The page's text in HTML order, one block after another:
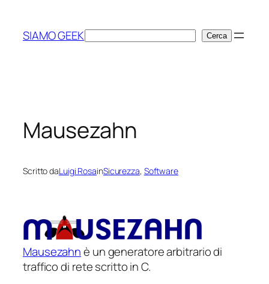
contenuto
SIAMO GEEKCerca Cerca
Mausezahn
Scritto daLuigi RosainSicurezza, Software
Mausezahnè un generatore arbitrario di
traffico di rete scritto in C.